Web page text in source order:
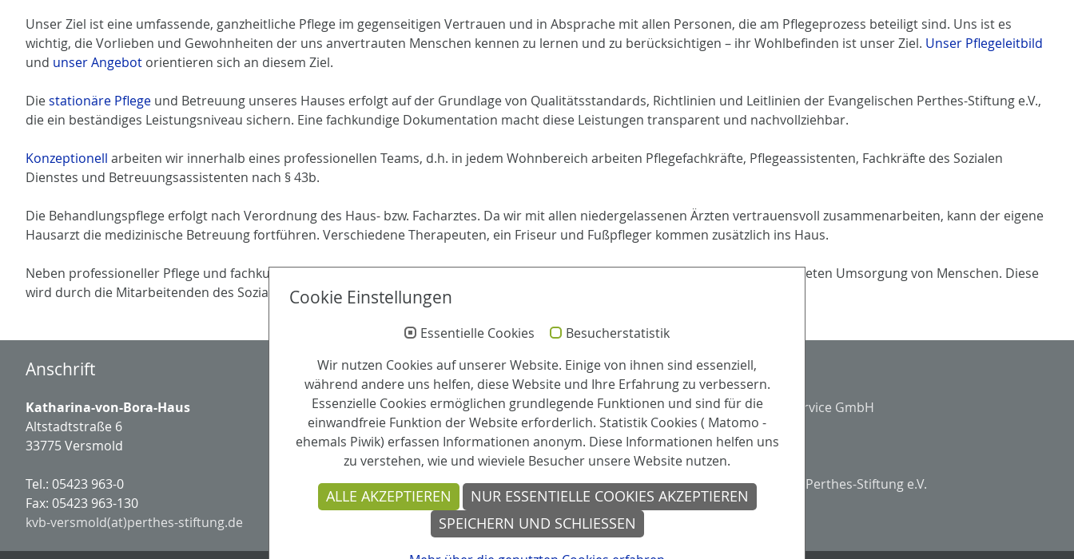
Unser Ziel ist eine umfassende, ganzheitliche Pflege im gegenseitigen Vertrauen und in Absprache mit allen Personen, die am Pflegeprozess beteiligt sind. Uns ist es
wichtig, die Vorlieben und Gewohnheiten der uns anvertrauten Menschen kennen zu lernen und zu berücksichtigen – ihr Wohlbefinden ist unser Ziel. Unser Pflegeleitbild
und unser Angebot orientieren sich an diesem Ziel.
Diestationäre Pflege und Betreuung unseres Hauses erfolgt auf der Grundlage von Qualitätsstandards, Richtlinien und Leitlinien der Evangelischen Perthes-Stiftung e.V.,
die ein beständiges Leistungsniveau sichern. Eine fachkundige Dokumentation macht diese Leistungen transparent und nachvollziehbar.
Konzeptionell arbeiten wir innerhalb eines professionellen Teams, d.h. in jedem Wohnbereich arbeiten Pflegefachkräfte, Pflegeassistenten, Fachkräfte des Sozialen
Dienstes und Betreuungsassistenten nach § 43b.
Die Behandlungspflege erfolgt nach Verordnung des Haus- bzw. Facharztes. Da wir mit allen niedergelassenen Ärzten vertrauensvoll zusammenarbeiten, kann der eigene
Hausarzt die medizinische Betreuung fortführen. Verschiedene Therapeuten, ein Friseur und Fußpfleger kommen zusätzlich ins Haus.
Neben professioneller Pflege und fachkundiger Beratung ist die liebevolle Begleitung die dritte Säule einer ganzheitlich ausgerichteten Umsorgung von Menschen. Diese
wird durch die Mitarbeitenden des Sozialen Dienstes geleistet.
Anschrift
Katharina-von-Bora-Haus
Altstadtstraße 6
33775 Versmold
Tel.: 05423 963-0
Fax: 05423 963-130
kvb-versmold(at)perthes-stiftung.de
Leitung
Leitung:
Kerstin Stuckmann
Stellv. Leitung und Pflegedienstleitung:
Katharina Schulze Froning
Partner
Träger
Evangelische Perthes-Stiftung e.V.
Cookie Einstellungen
Essentielle Cookies
Besucherstatistik
Wir nutzen Cookies auf unserer Website. Einige von ihnen sind essenziell,
während andere uns helfen, diese Website und Ihre Erfahrung zu verbessern.
Essenzielle Cookies ermöglichen grundlegende Funktionen und sind für die
einwandfreie Funktion der Website erforderlich. Statistik Cookies ( Matomo -
ehemals Piwik) erfassen Informationen anonym. Diese Informationen helfen uns
zu verstehen, wie und wieviele Besucher unsere Website nutzen.
ALLE AKZEPTIEREN
NUR ESSENTIELLE COOKIES AKZEPTIEREN
SPEICHERN UND SCHLIESSEN